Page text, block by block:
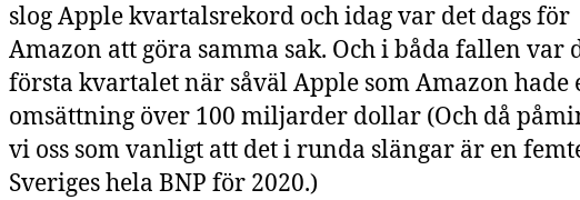
slog Apple kvartalsrekord och idag var det dags för
Amazon att göra samma sak. Och i båda fallen var
första kvartalet när såväl Apple som Amazon hade
omsättning över 100 miljarder dollar (Och då
vi oss som vanligt att det i runda slängar är en
Sveriges hela BNP för 2020.)